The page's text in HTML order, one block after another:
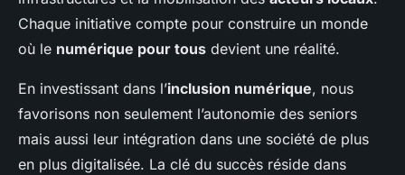
Chaque initiative compte pour construire un monde
où le numérique pour tous devient une réalité.
En investissant dans l’inclusion numérique, nous
favorisons non seulement l’autonomie des seniors
mais aussi leur intégration dans une société de plus
en plus digitalisée. La clé du succès réside dans